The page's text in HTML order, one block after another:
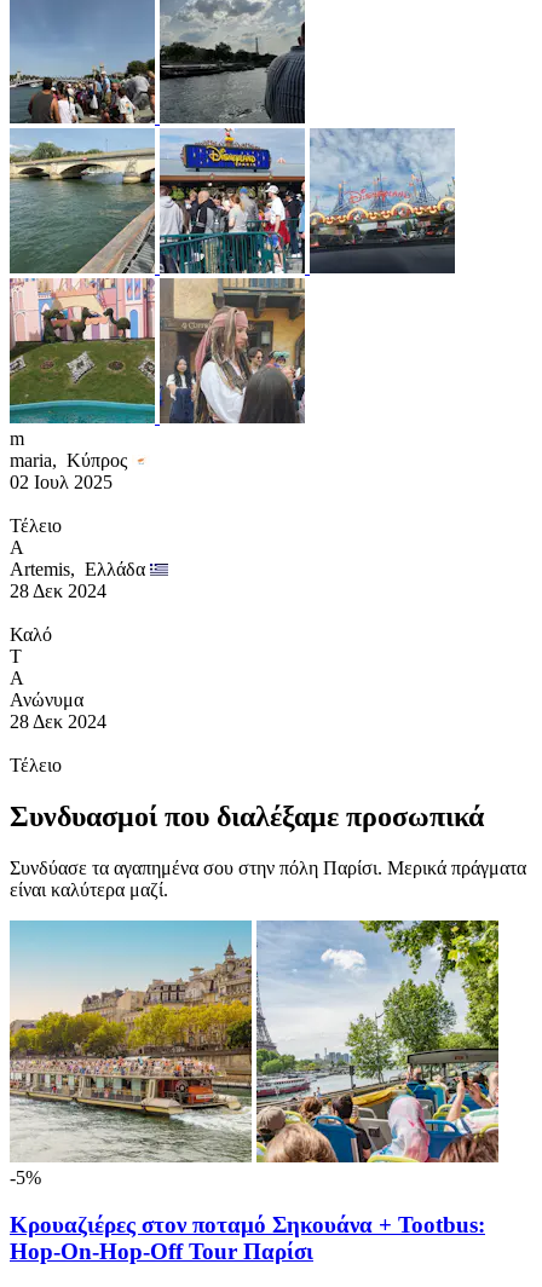
m
maria, Κύπρος
02 Ιουλ 2025
Τέλειο
A
Artemis, Ελλάδα
28 Δεκ 2024
Καλό
T
Α
Ανώνυμα
28 Δεκ 2024
Τέλειο
Συνδυασμοί που διαλέξαμε προσωπικά
Συνδύασε τα αγαπημένα σου στην πόλη Παρίσι. Μερικά πράγματα
είναι καλύτερα μαζί.
-5%
Κρουαζιέρες στον ποταμό Σηκουάνα + Tootbus:
Hop-On-Hop-Off Tour Παρίσι